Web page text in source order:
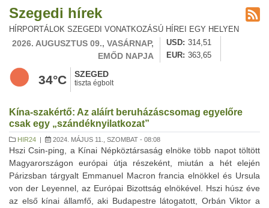
Szegedi hírek
HÍRPORTÁLOK SZEGEDI VONATKOZÁSÚ HÍREI EGY HELYEN
2026. AUGUSZTUS 09., VASÁRNAP,
EMŐD NAPJA
USD
314,51
EUR
363,65
34°C SZEGED
tiszta égbolt
Kína-szakértő: Az aláírt beruházáscsomag egyelőre
csak egy „szándéknyilatkozat”
HIR24 | 2024. MÁJUS 11., SZOMBAT - 08:08
Hszi Csin-ping, a Kínai Népköztársaság elnöke több napot töltött
Magyarországon európai útja részeként, miután a hét elején
Párizsban tárgyalt Emmanuel Macron francia elnökkel és Ursula
von der Leyennel, az Európai Bizottság elnökével. Hszi húsz éve
az első kínai államfő, aki Budapestre látogatott, Orbán Viktor a